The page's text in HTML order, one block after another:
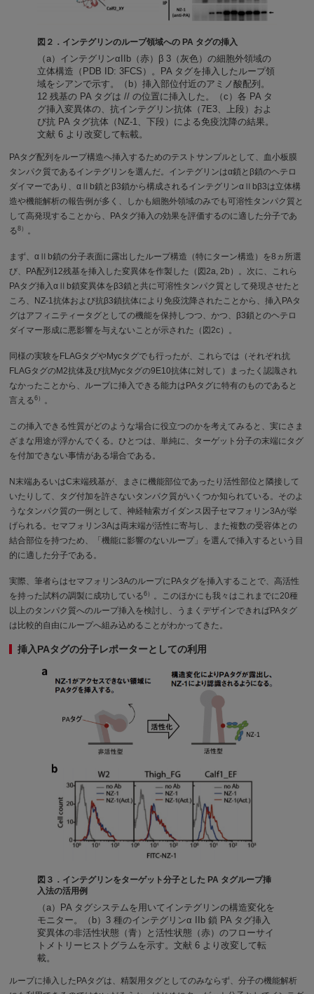
図２．インテグリンのループ領域への PA タグの挿入
（a）インテグリンαIIb（赤）β 3（灰色）の細胞外領域の
立体構造（PDB ID: 3FCS）。PA タグを挿入したループ領
域をシアンで示す。（b）挿入部位付近のアミノ酸配列。
12 残基の PA タグは // の位置に挿入した。（c）各 PA タ
グ挿入変異体の、抗インテグリン抗体（7E3、上段）およ
び抗 PA タグ抗体（NZ-1、下段）による免疫沈降の結果。
文献 6 より改変して転載。
PAタグ配列をループ構造へ挿入するためのテストサンプルとして、血小板膜
タンパク質であるインテグリンを選んだ。インテグリンはα鎖とβ鎖のヘテロ
ダイマーであり、αⅡb鎖とβ3鎖から構成されるインテグリンαⅡbβ3は立体構
造や機能解析の報告例が多く、しかも細胞外領域のみでも可溶性タンパク質と
して高発現することから、PAタグ挿入の効果を評価するのに適した分子であ
る8） 。
まず、αⅡb鎖の分子表面に露出したループ構造（特にターン構造）を8ヵ所選
び、PA配列12残基を挿入した変異体を作製した（図2a, 2b）。次に、これら
PAタグ挿入αⅡb鎖変異体をβ3鎖と共に可溶性タンパク質として発現させたと
ころ、NZ-1抗体および抗β3鎖抗体により免疫沈降されたことから、挿入PAタ
グはアフィニティータグとしての機能を保持しつつ、かつ、β3鎖とのヘテロ
ダイマー形成に悪影響を与えないことが示された（図2c）。
同様の実験をFLAGタグやMycタグでも行ったが、これらでは（それぞれ抗
FLAGタグのM2抗体及び抗Mycタグの9E10抗体に対して）まったく認識され
なかったことから、ループに挿入できる能力はPAタグに特有のものであると
言える6） 。
この挿入できる性質がどのような場合に役立つのかを考えてみると、実にさま
ざまな用途が浮かんでくる。ひとつは、単純に、ターゲット分子の末端にタグ
を付加できない事情がある場合である。
N末端あるいはC末端残基が、まさに機能部位であったり活性部位と隣接して
いたりして、タグ付加を許さないタンパク質がいくつか知られている。そのよ
うなタンパク質の一例として、神経軸索ガイダンス因子セマフォリン3Aが挙
げられる。セマフォリン3Aは両末端が活性に寄与し、また複数の受容体との
結合部位を持つため、「機能に影響のないループ」を選んで挿入するという目
的に適した分子である。
実際、筆者らはセマフォリン3AのループにPAタグを挿入することで、高活性
を持った試料の調製に成功している6） 。このほかにも我々はこれまでに20種
以上のタンパク質へのループ挿入を検討し、うまくデザインできればPAタグ
は比較的自由にループへ組み込めることがわかってきた。
挿入PAタグの分子レポーターとしての利用
図３．インテグリンをターゲット分子とした PA タグループ挿
入法の活用例
（a）PA タグシステムを用いてインテグリンの構造変化を
モニター。（b）3 種のインテグリンα IIb 鎖 PA タグ挿入
変異体の非活性状態（青）と活性状態（赤）のフローサイ
トメトリーヒストグラムを示す。文献 6 より改変して転
載。
ループに挿入したPAタグは、精製用タグとしてのみならず、分子の機能解析